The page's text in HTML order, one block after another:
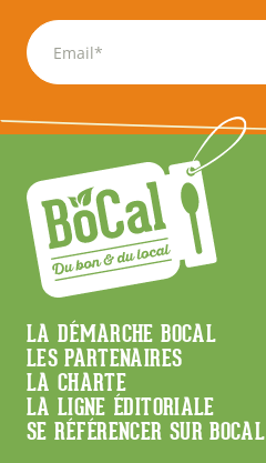
Menu
Footer
LA DÉMARCHE BOCAL
LES PARTENAIRES
LA CHARTE
LA LIGNE ÉDITORIALE
SE RÉFÉRENCER SUR BOCAL